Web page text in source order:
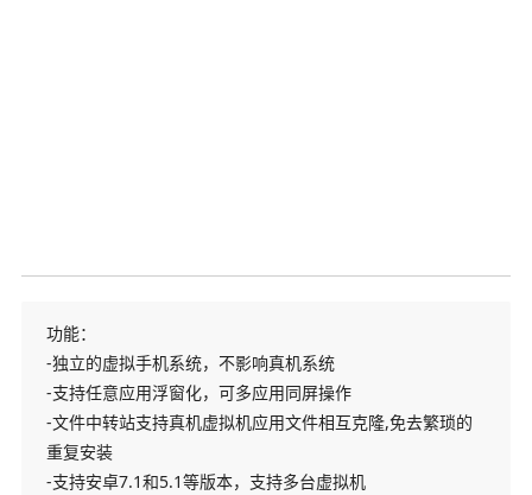
功能：
-独立的虚拟手机系统，不影响真机系统
-支持任意应用浮窗化，可多应用同屏操作
-文件中转站支持真机虚拟机应用文件相互克隆,免去繁琐的
重复安装
-支持安卓7.1和5.1等版本，支持多台虚拟机